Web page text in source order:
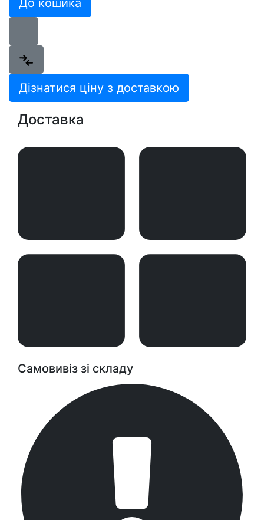
До кошика
Дізнатися ціну з доставкою
Доставка
Самовивіз зі складу